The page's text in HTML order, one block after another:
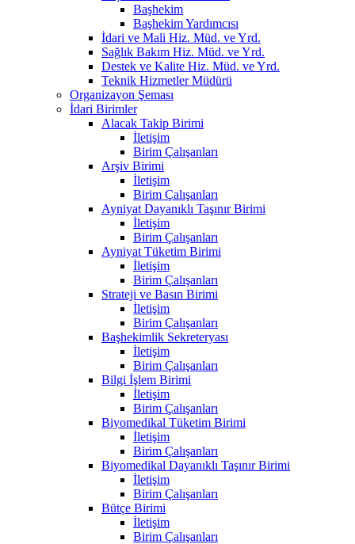
Başhekim
Başhekim Yardımcısı
İdari ve Mali Hiz. Müd. ve Yrd.
Sağlık Bakım Hiz. Müd. ve Yrd.
Destek ve Kalite Hiz. Müd. ve Yrd.
Teknik Hizmetler Müdürü
Organizayon Şeması
İdari Birimler
Alacak Takip Birimi
İletişim
Birim Çalışanları
Arşiv Birimi
İletişim
Birim Çalışanları
Ayniyat Dayanıklı Taşınır Birimi
İletişim
Birim Çalışanları
Ayniyat Tüketim Birimi
İletişim
Birim Çalışanları
Strateji ve Basın Birimi
İletişim
Birim Çalışanları
Başhekimlik Sekreteryası
İletişim
Birim Çalışanları
Bilgi İşlem Birimi
İletişim
Birim Çalışanları
Biyomedikal Tüketim Birimi
İletişim
Birim Çalışanları
Biyomedikal Dayanıklı Taşınır Birimi
İletişim
Birim Çalışanları
Bütçe Birimi
İletişim
Birim Çalışanları